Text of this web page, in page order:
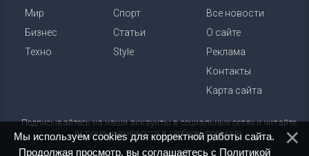
Мир
Бизнес
Техно
Спорт
Статьи
Style
Все новости
О сайте
Реклама
Контакты
Карта сайта
Подписывайтесь на наши аккаунты в социальных сетях и читайте
актуальные новости в удобном формате.
Мы используем cookies для корректной работы сайта.
Продолжая просмотр, вы соглашаетесь с Политикой